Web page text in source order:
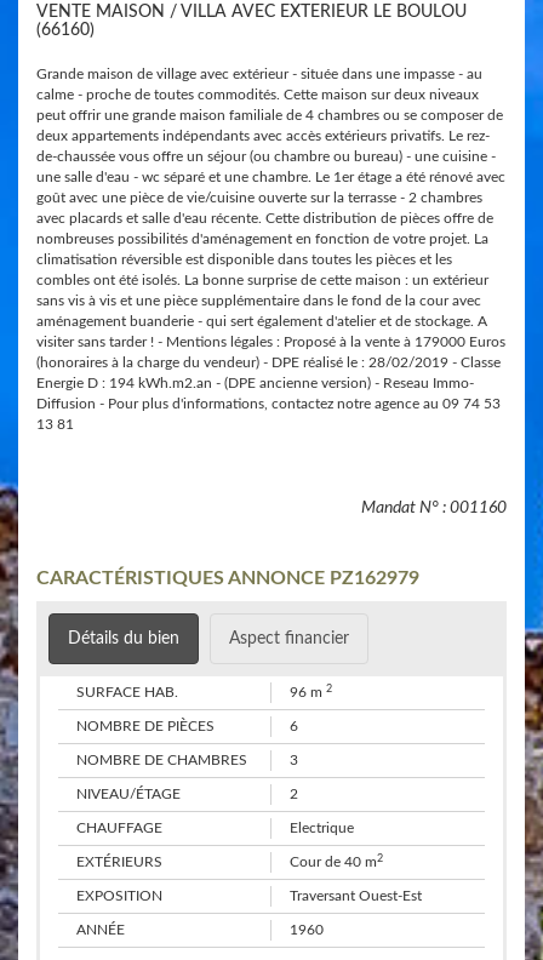
VENTE MAISON / VILLA AVEC EXTERIEUR LE BOULOU
(66160)
Grande maison de village avec extérieur - située dans une impasse - au
calme - proche de toutes commodités. Cette maison sur deux niveaux
peut offrir une grande maison familiale de 4 chambres ou se composer de
deux appartements indépendants avec accès extérieurs privatifs. Le rez-
de-chaussée vous offre un séjour (ou chambre ou bureau) - une cuisine -
une salle d'eau - wc séparé et une chambre. Le 1er étage a été rénové avec
goût avec une pièce de vie/cuisine ouverte sur la terrasse - 2 chambres
avec placards et salle d'eau récente. Cette distribution de pièces offre de
nombreuses possibilités d'aménagement en fonction de votre projet. La
climatisation réversible est disponible dans toutes les pièces et les
combles ont été isolés. La bonne surprise de cette maison : un extérieur
sans vis à vis et une pièce supplémentaire dans le fond de la cour avec
aménagement buanderie - qui sert également d'atelier et de stockage. A
visiter sans tarder ! - Mentions légales : Proposé à la vente à 179000 Euros
(honoraires à la charge du vendeur) - DPE réalisé le : 28/02/2019 - Classe
Energie D : 194 kWh.m2.an - (DPE ancienne version) - Reseau Immo-
Diffusion - Pour plus d'informations, contactez notre agence au 09 74 53
13 81
Mandat N° : 001160
CARACTÉRISTIQUES ANNONCE PZ162979
Détails du bien Aspect financier
SURFACE HAB. 96 m 2
NOMBRE DE PIÈCES 6
NOMBRE DE CHAMBRES 3
NIVEAU/ÉTAGE 2
CHAUFFAGE Electrique
EXTÉRIEURS Cour de 40 m2
EXPOSITION Traversant Ouest-Est
ANNÉE 1960